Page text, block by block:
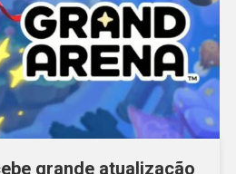
grande atualização